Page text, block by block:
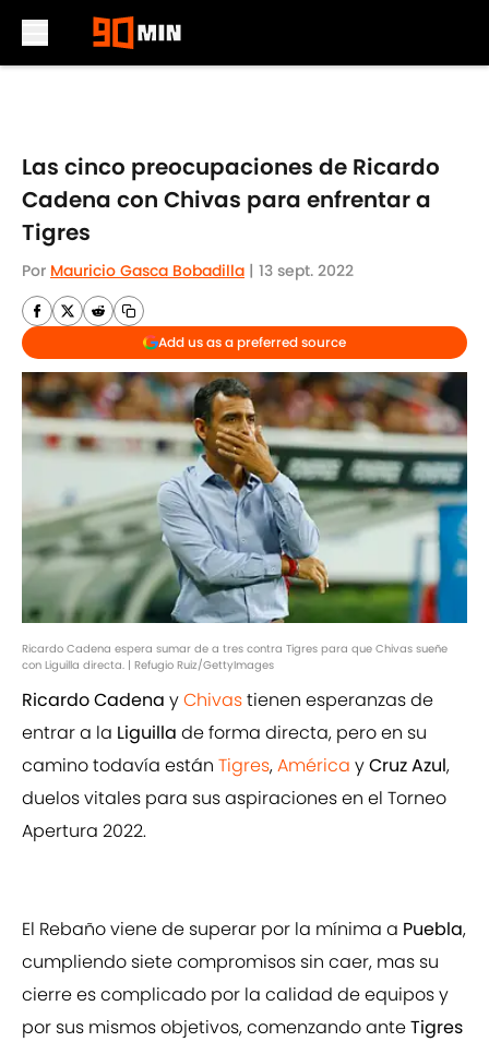
Las cinco preocupaciones de Ricardo
Cadena con Chivas para enfrentar a
Tigres
Por Mauricio Gasca Bobadilla | 13 sept. 2022
Add us as a preferred source
Ricardo Cadena espera sumar de a tres contra Tigres para que Chivas sueñe
con Liguilla directa. | Refugio Ruiz/GettyImages
Ricardo Cadena yChivastienen esperanzas de
entrar a la Liguilla de forma directa, pero en su
camino todavía están Tigres,América yCruz Azul,
duelos vitales para sus aspiraciones en el Torneo
Apertura 2022.
El Rebaño viene de superar por la mínima a Puebla,
cumpliendo siete compromisos sin caer, mas su
cierre es complicado por la calidad de equipos y
por sus mismos objetivos, comenzando anteTigres